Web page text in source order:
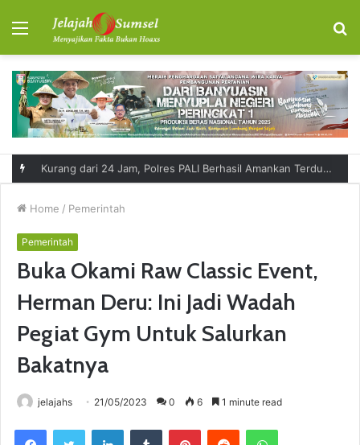
Menu
Kurang dari 24 Jam, Polres PALI Berhasil Amankan Terduga Pelaku Penikaman Maut di Tempirai Selatan
Home / Pemerintah
Pemerintah
Buka Okami Raw Classic Event,
Herman Deru: Ini Jadi Wadah
Pegiat Gym Untuk Salurkan
Bakatnya
jelajahs 21/05/2023 0 6 1 minute read